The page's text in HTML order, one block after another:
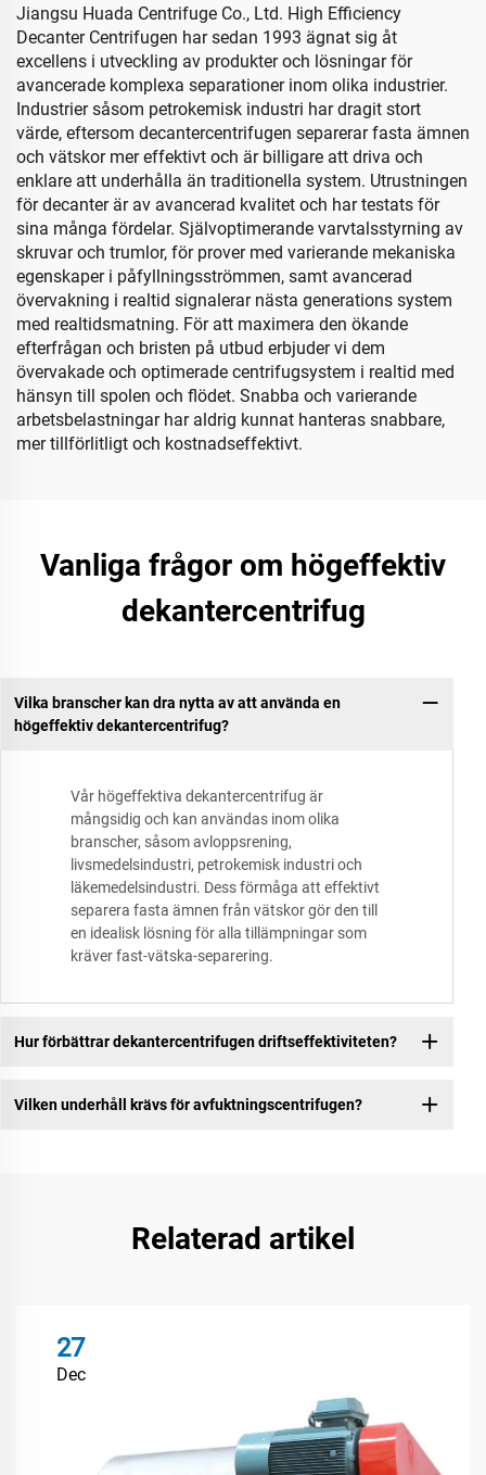
Jiangsu Huada Centrifuge Co., Ltd. High Efficiency
Decanter Centrifugen har sedan 1993 ägnat sig åt
excellens i utveckling av produkter och lösningar för
avancerade komplexa separationer inom olika industrier.
Industrier såsom petrokemisk industri har dragit stort
värde, eftersom decantercentrifugen separerar fasta ämnen
och vätskor mer effektivt och är billigare att driva och
enklare att underhålla än traditionella system. Utrustningen
för decanter är av avancerad kvalitet och har testats för
sina många fördelar. Självoptimerande varvtalsstyrning av
skruvar och trumlor, för prover med varierande mekaniska
egenskaper i påfyllningsströmmen, samt avancerad
övervakning i realtid signalerar nästa generations system
med realtidsmatning. För att maximera den ökande
efterfrågan och bristen på utbud erbjuder vi dem
övervakade och optimerade centrifugsystem i realtid med
hänsyn till spolen och flödet. Snabba och varierande
arbetsbelastningar har aldrig kunnat hanteras snabbare,
mer tillförlitligt och kostnadseffektivt.
Vanliga frågor om högeffektiv
dekantercentrifug
Vilka branscher kan dra nytta av att använda en
högeffektiv dekantercentrifug?
Vår högeffektiva dekantercentrifug är
mångsidig och kan användas inom olika
branscher, såsom avloppsrening,
livsmedelsindustri, petrokemisk industri och
läkemedelsindustri. Dess förmåga att effektivt
separera fasta ämnen från vätskor gör den till
en idealisk lösning för alla tillämpningar som
kräver fast-vätska-separering.
Hur förbättrar dekantercentrifugen driftseffektiviteten?
Vilken underhåll krävs för avfuktningscentrifugen?
Relaterad artikel
27
Dec